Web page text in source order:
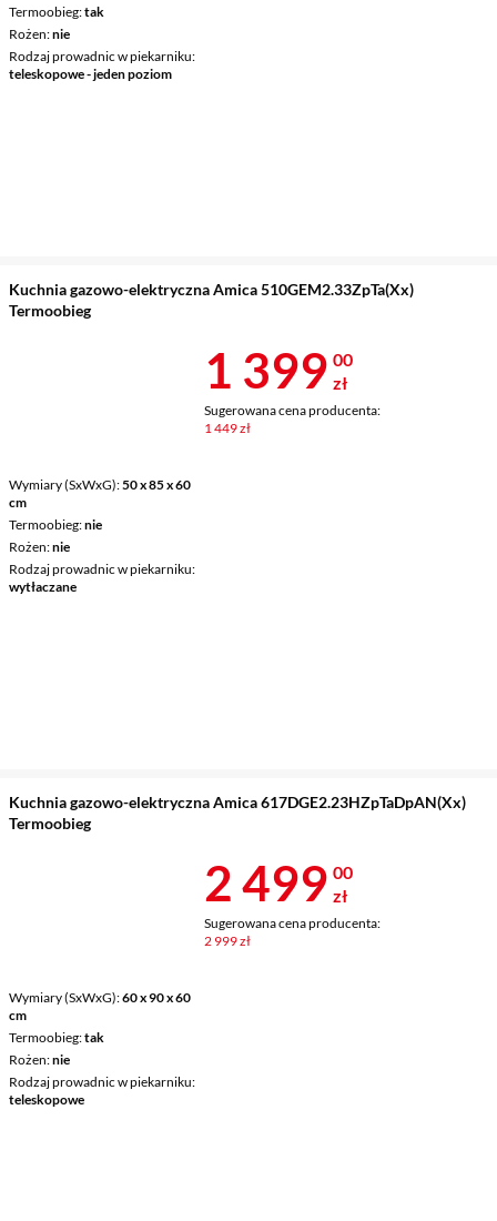
Termoobieg tak
Rożen nie
Rodzaj prowadnic w piekarniku
teleskopowe - jeden poziom
Kuchnia gazowo-elektryczna Amica 510GEM2.33ZpTa(Xx)
Termoobieg
Wymiary (SxWxG) 50 x 85 x 60
cm
Termoobieg nie
Rożen nie
Rodzaj prowadnic w piekarniku
wytłaczane
Cena 1 399 zł
1 399 00
zł
Sugerowana cena producenta:
1 449 zł
Kuchnia gazowo-elektryczna Amica 617DGE2.23HZpTaDpAN(Xx)
Termoobieg
Wymiary (SxWxG) 60 x 90 x 60
cm
Termoobieg tak
Rożen nie
Rodzaj prowadnic w piekarniku
teleskopowe
Cena 2 499 zł
2 499 00
zł
Sugerowana cena producenta:
2 999 zł